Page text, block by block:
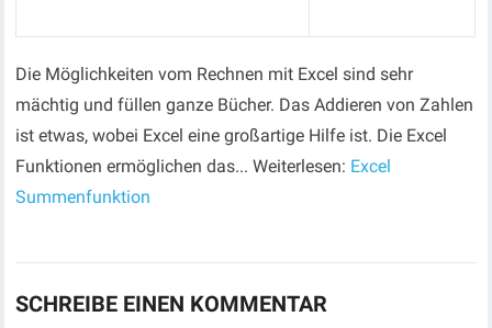
Die Möglichkeiten vom Rechnen mit Excel sind sehr
mächtig und füllen ganze Bücher. Das Addieren von Zahlen
ist etwas, wobei Excel eine großartige Hilfe ist. Die Excel
Funktionen ermöglichen das... Weiterlesen: Excel
Summenfunktion
SCHREIBE EINEN KOMMENTAR